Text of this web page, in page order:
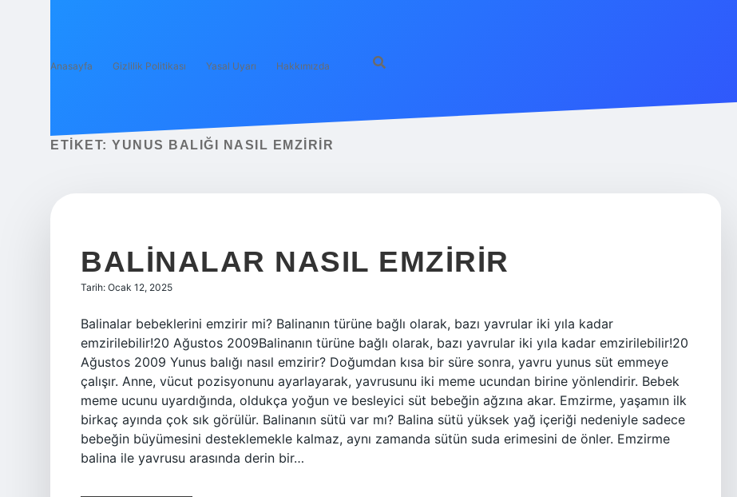
Anasayfa Gizlilik Politikası Yasal Uyarı Hakkımızda
ETIKET: YUNUS BALIĞI NASIL EMZIRIR
BALINALAR NASIL EMZIRIR
Tarih: Ocak 12, 2025
Balinalar bebeklerini emzirir mi? Balinanın türüne bağlı olarak, bazı yavrular iki yıla kadar
emzirilebilir!20 Ağustos 2009Balinanın türüne bağlı olarak, bazı yavrular iki yıla kadar emzirilebilir!20
Ağustos 2009 Yunus balığı nasıl emzirir? Doğumdan kısa bir süre sonra, yavru yunus süt emmeye
çalışır. Anne, vücut pozisyonunu ayarlayarak, yavrusunu iki meme ucundan birine yönlendirir. Bebek
meme ucunu uyardığında, oldukça yoğun ve besleyici süt bebeğin ağzına akar. Emzirme, yaşamın ilk
birkaç ayında çok sık görülür. Balinanın sütü var mı? Balina sütü yüksek yağ içeriği nedeniyle sadece
bebeğin büyümesini desteklemekle kalmaz, aynı zamanda sütün suda erimesini de önler. Emzirme
balina ile yavrusu arasında derin bir…